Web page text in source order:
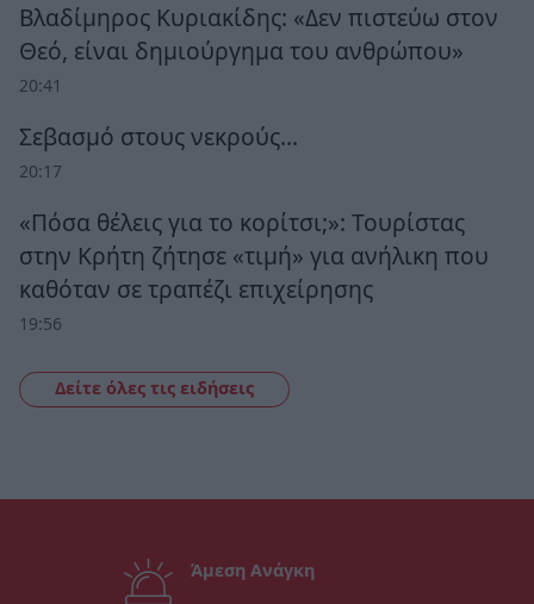
Βλαδίμηρος Κυριακίδης: «Δεν πιστεύω στον
Θεό, είναι δημιούργημα του ανθρώπου»
20:41
Σεβασμό στους νεκρούς…
20:17
«Πόσα θέλεις για το κορίτσι;»: Τουρίστας
στην Κρήτη ζήτησε «τιμή» για ανήλικη που
καθόταν σε τραπέζι επιχείρησης
19:56
Δείτε όλες τις ειδήσεις
Άμεση Ανάγκη